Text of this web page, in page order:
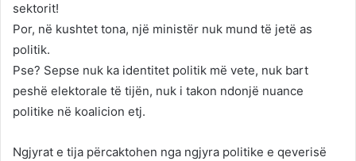
sektorit!
Por, në kushtet tona, një ministër nuk mund të jetë as
politik.
Pse? Sepse nuk ka identitet politik më vete, nuk bart
peshë elektorale të tijën, nuk i takon ndonjë nuance
politike në koalicion etj.
Ngjyrat e tija përcaktohen nga ngjyra politike e qeverisë